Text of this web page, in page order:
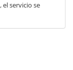
, el servicio se